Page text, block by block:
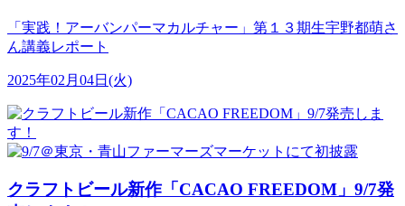
「実践！アーバンパーマカルチャー」第１３期生宇野都萌さ
ん講義レポート
2025年02月04日(火)
クラフトビール新作「CACAO FREEDOM」9/7発